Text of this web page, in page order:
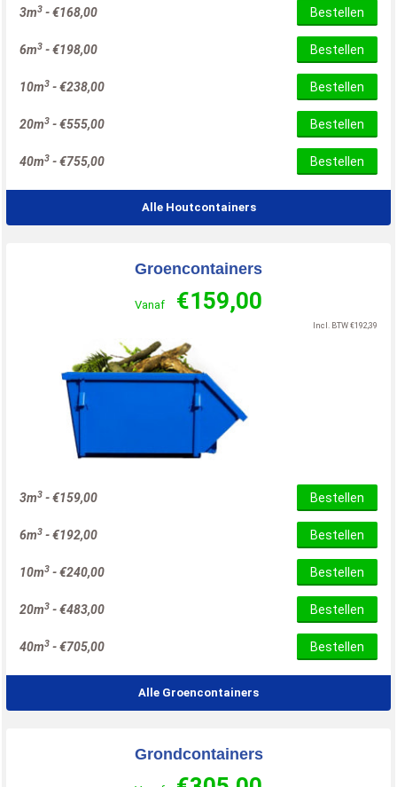
3m3 -€168,00 Bestellen
6m3 -€198,00 Bestellen
10m3 -€238,00 Bestellen
20m3 -€555,00 Bestellen
40m3 -€755,00 Bestellen
Alle Houtcontainers
Groencontainers
Vanaf €159,00
Incl. BTW €192,39
3m3 -€159,00 Bestellen
6m3 -€192,00 Bestellen
10m3 -€240,00 Bestellen
20m3 -€483,00 Bestellen
40m3 -€705,00 Bestellen
Alle Groencontainers
Grondcontainers